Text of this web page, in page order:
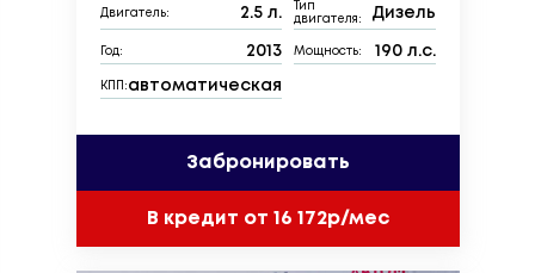
Двигатель: 2.5 л.
Тип
двигателя:
Дизель
Год: 2013 Мощность: 190 л.с.
КПП: автоматическая
Забронировать
В кредит от 16 172р/мес